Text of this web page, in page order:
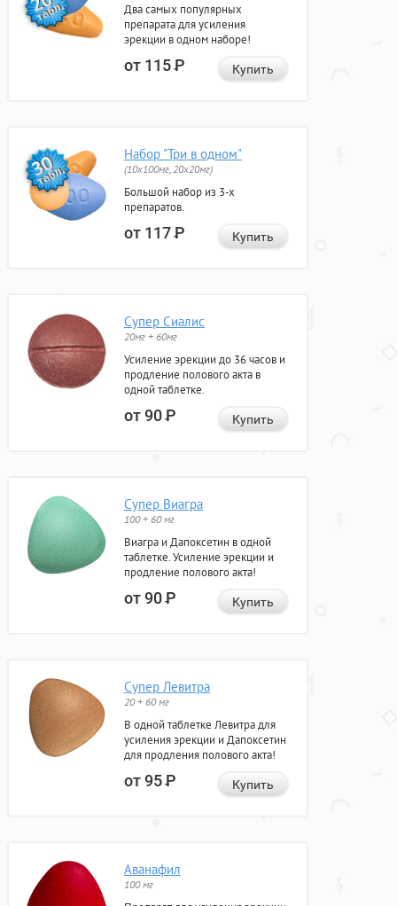
Два самых популярных
препарата для усиления
эрекции в одном наборе!
от 115Р Купить
Набор "Три в одном"
(10x100мг, 20x20мг)
Большой набор из 3-х
препаратов.
от 117Р Купить
Супер Сиалис
20мг + 60мг
Усиление эрекции до 36 часов и
продление полового акта в
одной таблетке.
от 90Р Купить
Супер Виагра
100 + 60 мг
Виагра и Дапоксетин в одной
таблетке. Усиление эрекции и
продление полового акта!
от 90Р Купить
Супер Левитра
20 + 60 мг
В одной таблетке Левитра для
усиления эрекции и Дапоксетин
для продления полового акта!
от 95Р Купить
Аванафил
100 мг